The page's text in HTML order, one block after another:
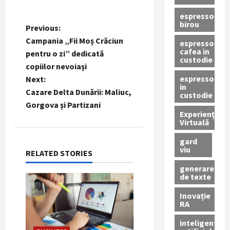
P
o
s
t
v
i
g
Previous:
Campania „Fii Moș Crăciun
pentru o zi” dedicată
copiilor nevoiași
Next:
Cazare Delta Dunării: Maliuc,
Gorgova și Partizani
RELATED STORIES
espressor
birou
espressor
cafea in
custodie
espressor
in
custodie
Experiență
Virtuală
gard
viu
generare
de texte
Inovație
RA
inteligenta